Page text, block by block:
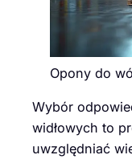
Opony do
Wybór
widłowych to
uwzględniać